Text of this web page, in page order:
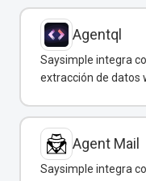
Agentql
Saysimple integra
extracción de datos
Agent Mail
Saysimple integra